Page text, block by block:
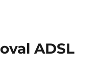
ADSL